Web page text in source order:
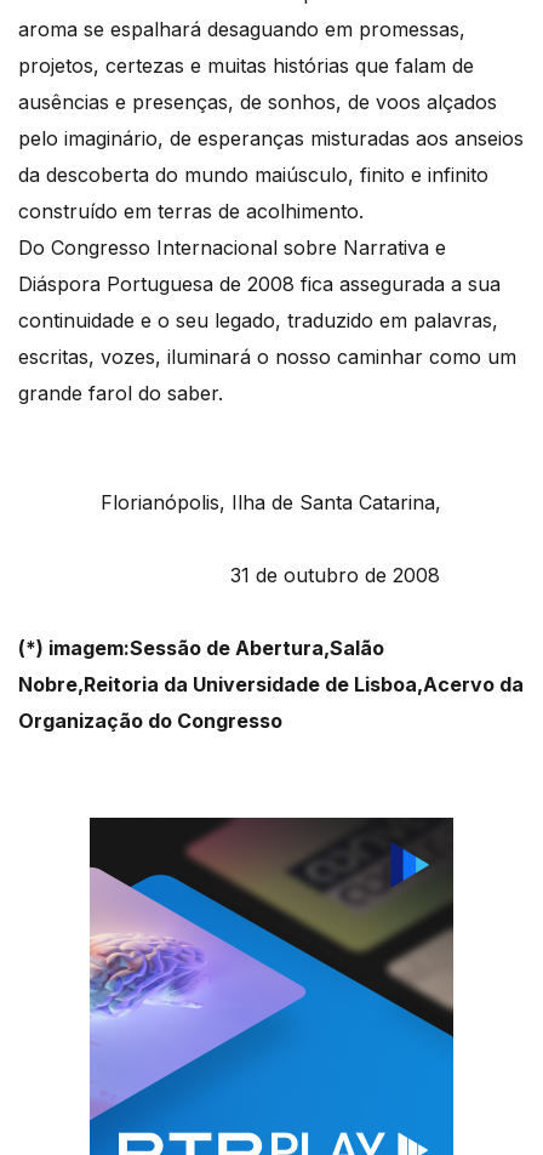
aroma se espalhará desaguando em promessas,
projetos, certezas e muitas histórias que falam de
ausências e presenças, de sonhos, de voos alçados
pelo imaginário, de esperanças misturadas aos anseios
da descoberta do mundo maiúsculo, finito e infinito
construído em terras de acolhimento.
Do Congresso Internacional sobre Narrativa e
Diáspora Portuguesa de 2008 fica assegurada a sua
continuidade e o seu legado, traduzido em palavras,
escritas, vozes, iluminará o nosso caminhar como um
grande farol do saber.
Florianópolis, Ilha de Santa Catarina,
31 de outubro de 2008
(*) imagem:Sessão de Abertura,Salão
Nobre,Reitoria da Universidade de Lisboa,Acervo da
Organização do Congresso